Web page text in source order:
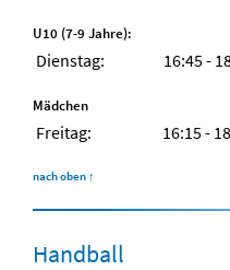
U10 (7-9 Jahre):
Dienstag: 16:45 -
Mädchen
Freitag: 16:15 -
nach oben ↑
Handball